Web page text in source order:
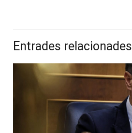
Entrades relacionades